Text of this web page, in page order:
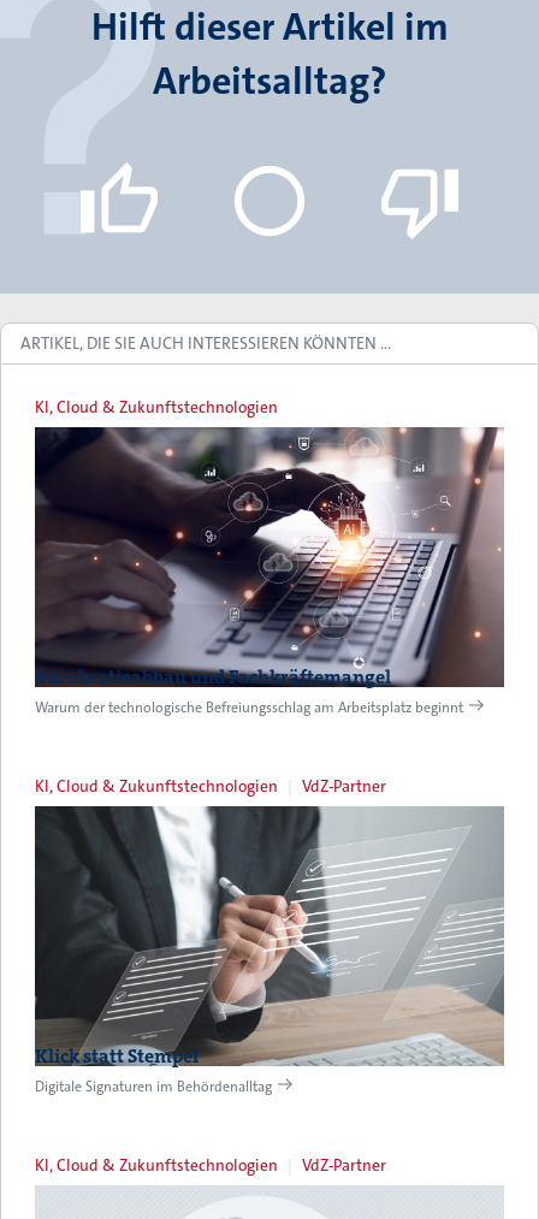
Hilft dieser Artikel im
Arbeitsalltag?
ARTIKEL, DIE SIE AUCH INTERESSIEREN KÖNNTEN …
KI, Cloud & Zukunftstechnologien
Bürokratieabbau und Fachkräftemangel
Warum der technologische Befreiungsschlag am Arbeitsplatz beginnt
KI, Cloud & Zukunftstechnologien VdZ-Partner
Klick statt Stempel
Digitale Signaturen im Behördenalltag
KI, Cloud & Zukunftstechnologien VdZ-Partner